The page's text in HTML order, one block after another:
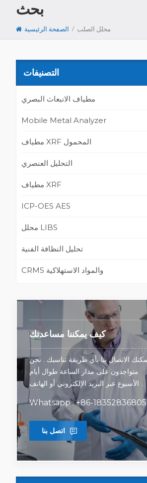
بحث
الصفحة الرئيسية / محلل الصلب
التصنيفات
مطياف الانبعاث البصري
Mobile Metal Analyzer
مطياف XRF المحمول
التحليل العنصري
مطياف XRF
ICP-OES AES
محلل LIBS
تحليل النظافة الفنية
CRMS والمواد الاستهلاكية
كيف يمكننا مساعدتك
الاتصال بنا بأي طريقة تناسبك . نحن
متواجدون على مدار الساعة طوال أيام
الأسبوع عبر البريد الإلكتروني أو الهاتف .
Whatsapp : +86-18352836805
اتصل بنا